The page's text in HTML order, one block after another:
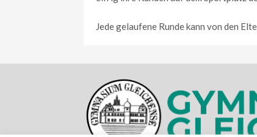
Jede gelaufene Runde kann von den